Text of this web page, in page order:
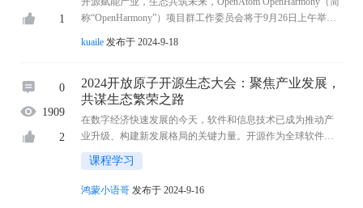
1
称“OpenHarmony”）项目群工作委员会将于9月26日上午举办
mony的技术创新和产业落地成果，分享开源社 ...
kuaile 发布于 2024-9-18
0
1909
2
2024开放原子开源生态大会：聚焦产业发展，
共谋生态繁荣之路
在数字经济快速发展的今天，软件和信息技术已成为推动产
业升级、构建新发展格局的关键力量。开源作为全球软件技
术创新的重要模式，正逐渐成为推动新质生产力的核心要
素。 9月25-27日，2024开放原子开源生态大会将在 ...
课程学习
鸿蒙小语哥 发布于 2024-9-16